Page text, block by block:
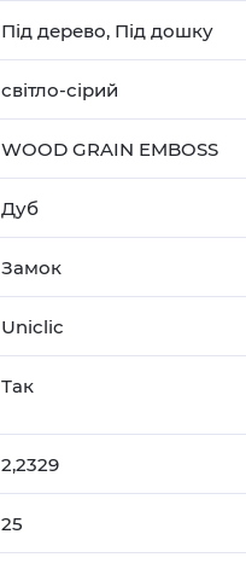
Під дерево, Під дошку
світло-сірий
WOOD GRAIN EMBOSS
Дуб
Замок
Uniclic
Так
2,2329
25